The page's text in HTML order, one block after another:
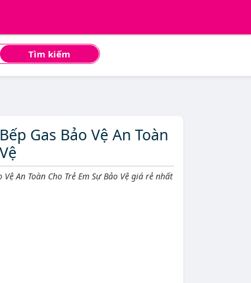
Tìm kiếm
Gas Bảo Vệ An Toàn
An Toàn Cho Trẻ Em Sự Bảo Vệ giá rẻ nhất